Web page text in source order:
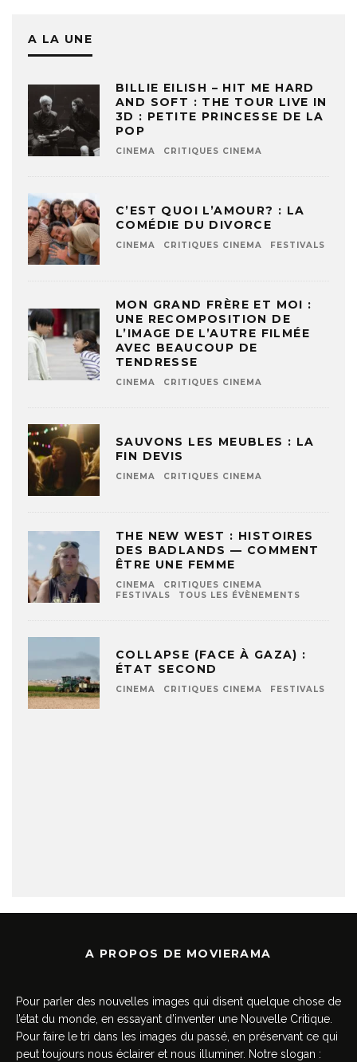
A LA UNE
BILLIE EILISH – HIT ME HARD
AND SOFT : THE TOUR LIVE IN
3D : PETITE PRINCESSE DE LA
POP
CINEMA CRITIQUES CINEMA
C’EST QUOI L’AMOUR? : LA
COMÉDIE DU DIVORCE
CINEMA CRITIQUES CINEMA FESTIVALS
MON GRAND FRÈRE ET MOI :
UNE RECOMPOSITION DE
L’IMAGE DE L’AUTRE FILMÉE
AVEC BEAUCOUP DE
TENDRESSE
CINEMA CRITIQUES CINEMA
SAUVONS LES MEUBLES : LA
FIN DEVIS
CINEMA CRITIQUES CINEMA
THE NEW WEST : HISTOIRES
DES BADLANDS — COMMENT
ÊTRE UNE FEMME
CINEMA
CRITIQUES CINEMA
FESTIVALS
TOUS LES ÉVÈNEMENTS
COLLAPSE (FACE À GAZA) :
ÉTAT SECOND
CINEMA CRITIQUES CINEMA FESTIVALS
A PROPOS DE MOVIERAMA
Pour parler des nouvelles images qui disent quelque chose de
l’état du monde, en essayant d’inventer une Nouvelle Critique.
Pour faire le tri dans les images du passé, en préservant ce qui
peut toujours nous éclairer et nous illuminer. Notre slogan :